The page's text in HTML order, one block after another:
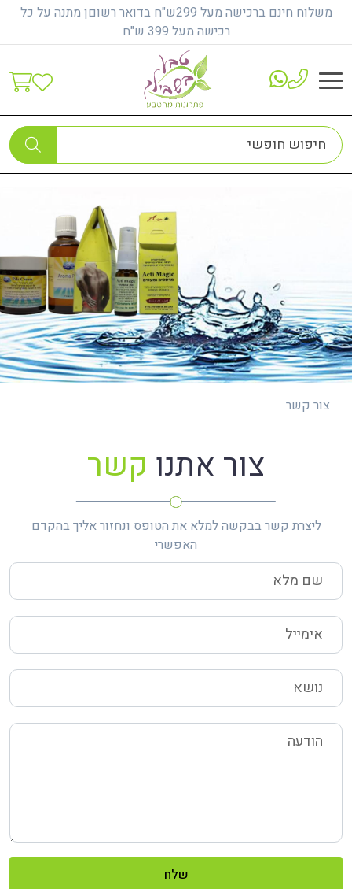
משלוח חינם ברכישה מעל 299ש"ח בדואר רשוםן מתנה על כל
רכישה מעל 399 ש"ח
צור קשר
צור אתנו קשר
ליצרת קשר בבקשה למלא את הטופס ונחזור אליך בהקדם
האפשרי
שלח